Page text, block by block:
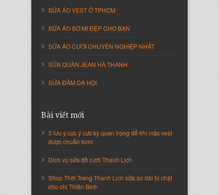
Giám Đốc Công ty An Vạn Thành
SỬA ÁO VEST Ở TPHCM
SỬA ÁO SƠ MI ĐẸP CHO BẠN
SỬA ÁO CƯỚI CHUYÊN NGHIỆP NHẤT
SỬA QUẦN JEAN HÀ THANH
SỬA ĐẦM DẠ HỘI
Bài viết mới
3 lưu ý cực ý cực kỳ quan trọng để khi mặc vest
được chuẩn form
Dịch vụ sửa đồ cưới Thanh Lịch
Shop Thời Trang Thanh Lịch sửa áo dài bị chật
cho chị Thiên Bình